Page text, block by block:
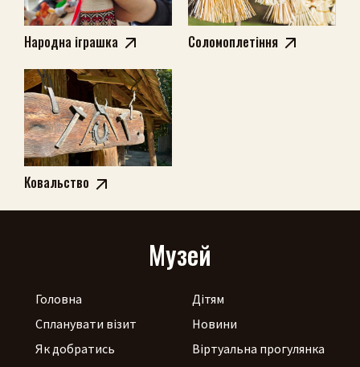
Шукати
Народна іграшка Соломоплетіння
Ковальство
Музей
Головна
Спланувати візит
Як добратись
Дітям
Новини
Віртуальна прогулянка